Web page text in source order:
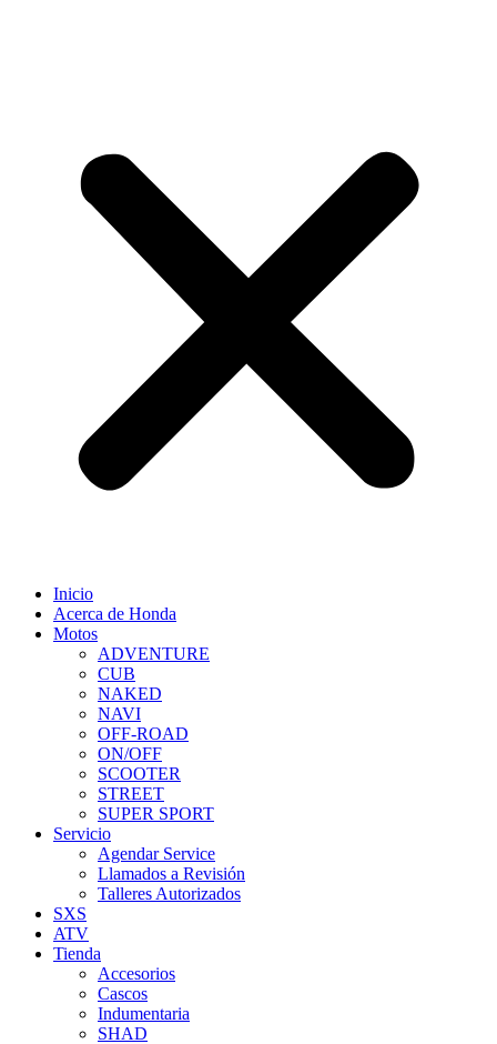
Inicio
Acerca de Honda
Motos
ADVENTURE
CUB
NAKED
NAVI
OFF-ROAD
ON/OFF
SCOOTER
STREET
SUPER SPORT
Servicio
Agendar Service
Llamados a Revisión
Talleres Autorizados
SXS
ATV
Tienda
Accesorios
Cascos
Indumentaria
SHAD